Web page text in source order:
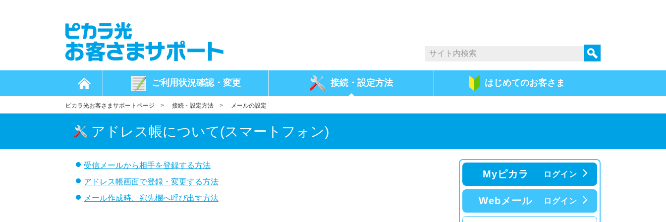
ご利用状況確認・変更 接続・ 設定方法 はじめてのお客さま
ピカラ光お客さまサポートページ > 接続・設定方法 > メールの設定
アドレス帳について(スマートフォン)
受信メールから相手を登録する方法
アドレス帳画面で登録・変更する方法
メール作成時、宛先欄へ呼び出す方法
Myピカラ ログイン
Webメール ログイン